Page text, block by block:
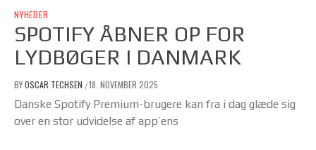
NYHEDER
SPOTIFY ÅBNER OP FOR
LYDBØGER I DANMARK
BYOSCAR TECHSEN /18. NOVEMBER 2025
Danske Spotify Premium-brugere kan fra i dag glæde sig
over en stor udvidelse af app’ens